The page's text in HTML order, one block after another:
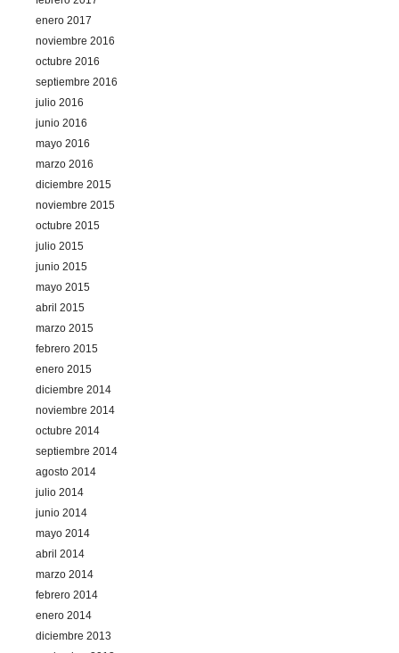
enero 2017
noviembre 2016
octubre 2016
septiembre 2016
julio 2016
junio 2016
mayo 2016
marzo 2016
diciembre 2015
noviembre 2015
octubre 2015
julio 2015
junio 2015
mayo 2015
abril 2015
marzo 2015
febrero 2015
enero 2015
diciembre 2014
noviembre 2014
octubre 2014
septiembre 2014
agosto 2014
julio 2014
junio 2014
mayo 2014
abril 2014
marzo 2014
febrero 2014
enero 2014
diciembre 2013